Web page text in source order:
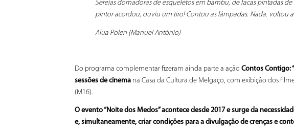
Sereias domadoras de esqueletos em bambu, de facas pintadas
pintor acordou, ouviu um tiro! Contou as lâmpadas. Nada. voltou
Alua Polen (Manuel António)
Do programa complementar fizeram ainda parte a ação Contos Contigo:
sessões de cinema na Casa da Cultura de Melgaço, com exibição dos
(M16).
O evento “Noite dos Medos” acontece desde 2017 e surge da
e, simultaneamente, criar condições para a divulgação de crenças e